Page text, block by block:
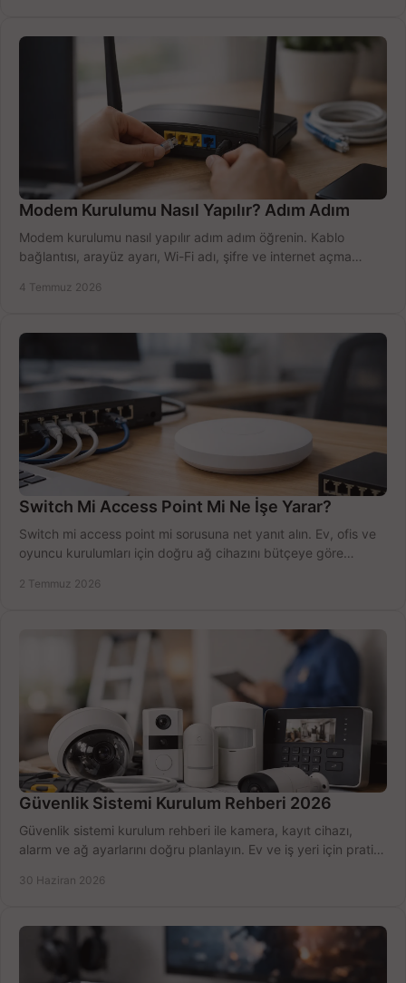
Modem Kurulumu Nasıl Yapılır? Adım Adım
Modem kurulumu nasıl yapılır adım adım öğrenin. Kablo
bağlantısı, arayüz ayarı, Wi-Fi adı, şifre ve internet açma
4 Temmuz 2026
Switch Mi Access Point Mi Ne İşe Yarar?
Switch mi access point mi sorusuna net yanıt alın. Ev, ofis ve
oyuncu kurulumları için doğru ağ cihazını bütçeye göre
2 Temmuz 2026
Güvenlik Sistemi Kurulum Rehberi 2026
Güvenlik sistemi kurulum rehberi ile kamera, kayıt cihazı,
alarm ve ağ ayarlarını doğru planlayın. Ev ve iş yeri için pratik
30 Haziran 2026